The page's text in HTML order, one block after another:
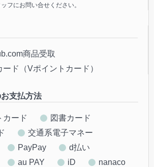
フにお問い合せください。
商品受取
ド（Vポイントカード）
支払方法
カード
図書カード
交通系電子マネー
PayPay
d払い
au PAY iD
nanaco